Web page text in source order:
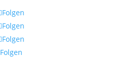
Folgen
Folgen
Folgen
Folgen